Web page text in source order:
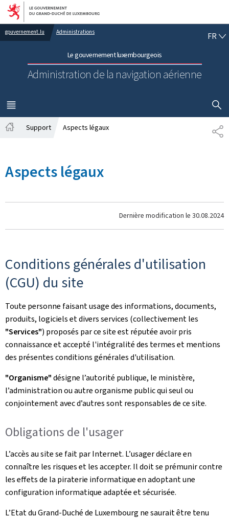
Aller au menu principal
Aller au contenu
gouvernement.lu Administrations
Le gouvernement luxembourgeois
Administration de la navigation aérienne
FR
MENU
PRINCIPAL
Support Aspects légaux
Aspects légaux
Dernière modification le 30.08.2024
Conditions générales d'utilisation
(CGU) du site
Toute personne faisant usage des informations, documents,
produits, logiciels et divers services (collectivement les
"Services") proposés par ce site est réputée avoir pris
connaissance et accepté l'intégralité des termes et mentions
des présentes conditions générales d'utilisation.
"Organisme"désigne l’autorité publique, le ministère,
l’administration ou autre organisme public qui seul ou
conjointement avec d’autres sont responsables de ce site.
Obligations de l'usager
L’accès au site se fait par Internet. L’usager déclare en
connaître les risques et les accepter. Il doit se prémunir contre
les effets de la piraterie informatique en adoptant une
configuration informatique adaptée et sécurisée.
L’Etat du Grand-Duché de Luxembourg ne saurait être tenu